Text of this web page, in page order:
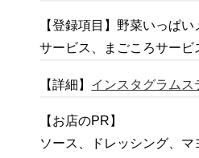
【登録項目】野菜いっぱ
サービス、まごころサービ
【詳細】 インスタグラムス
【お店のPR】
ソース、ドレッシング、